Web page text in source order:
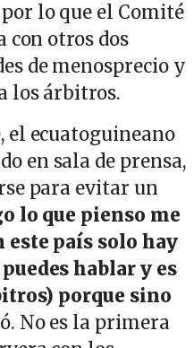
por lo que el Comité
con otros dos
de menosprecio y
los árbitros.
el ecuatoguineano
en sala de prensa,
para evitar un
lo que pienso me
país solo hay
hablar y es
porque sino
No es la primera